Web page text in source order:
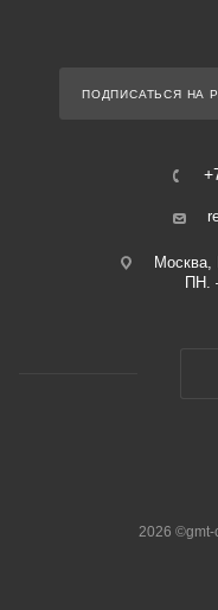
ПОДПИСАТЬСЯ НА
Москва,
ПН.
2026 ©gmt-